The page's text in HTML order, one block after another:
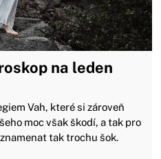
na leden
Vah, které si zároveň
moc však škodí, a tak pro
tak trochu šok.